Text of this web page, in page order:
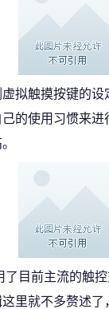
拟触摸按键的
的使用习惯来
目前主流的触
里就不多赘述